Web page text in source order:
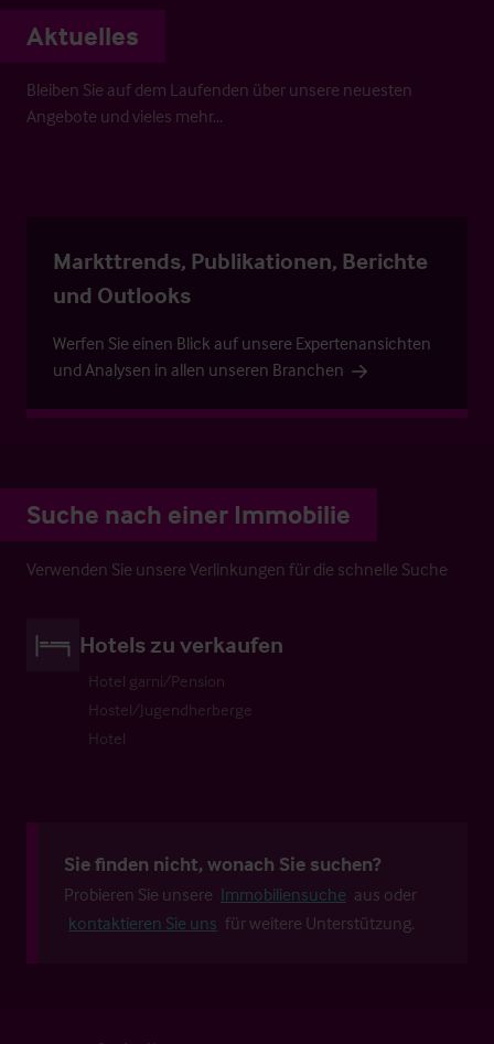
Aktuelles
Bleiben Sie auf dem Laufenden über unsere neuesten
Angebote und vieles mehr…
Markttrends, Publikationen, Berichte
und Outlooks
Werfen Sie einen Blick auf unsere Expertenansichten
und Analysen in allen unseren Branchen
Suche nach einer Immobilie
Verwenden Sie unsere Verlinkungen für die schnelle Suche
Hotels zu verkaufen
Hotel garni/Pension
Hostel/Jugendherberge
Hotel
Sie finden nicht, wonach Sie suchen?
Probieren Sie unsere Immobiliensuche aus oder
kontaktieren Sie uns für weitere Unterstützung.